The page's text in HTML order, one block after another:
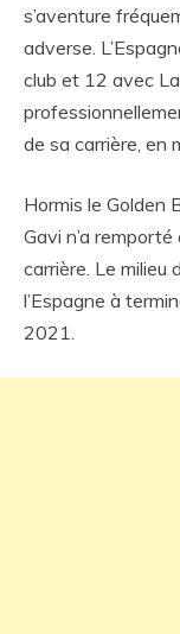
s’aventure
adverse.
club et 12 avec
de sa carrière, en
Hormis le Golden
Gavi n’a
carrière. Le milieu
l’Espagne à
2021.